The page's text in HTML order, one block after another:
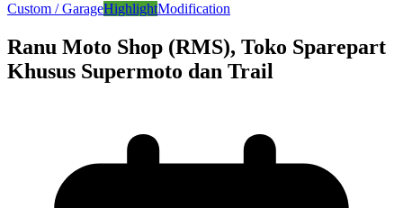
Custom / GarageHighlightModification
Ranu Moto Shop (RMS), Toko Sparepart
Khusus Supermoto dan Trail